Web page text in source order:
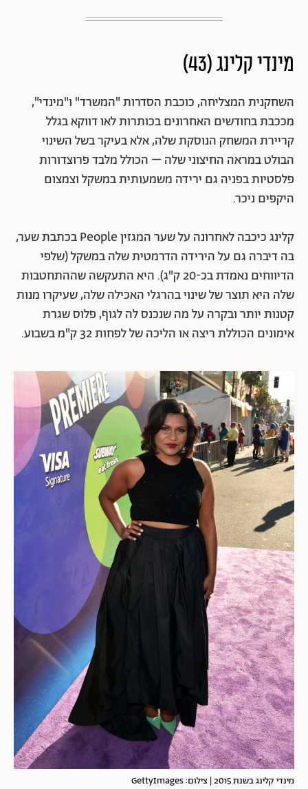
מינדי קלינג(43)
השחקנית המצליחה, כוכבת הסדרות "המשרד" ו"מינדי",
מככבת בחודשים האחרונים בכותרות לאו דווקא בגלל
קריירת המשחק הנוסקת שלה, אלא בעיקר בשל השינוי
הבולט במראה החיצוני שלה – הכולל מלבד פרוצדורות
פלסטיות בפניה גם ירידה משמעותית במשקל וצמצום
היקפים ניכר.
קלינג כיכבה לאחרונה על שער המגזין People בכתבת שער,
בה דיברה גם על הירידה הדרמטית שלה במשקל (שלפי
הדיווחים נאמדת בכ-20 ק"ג). היא התעקשה שההתחטבות
שלה היא תוצר של שינוי בהרגלי האכילה שלה, שעיקרו מנות
קטנות יותר ובקרה על מה שנכנס לה לגוף, פלוס שגרת
אימונים הכוללת ריצה או הליכה של לפחות 32 ק"מ בשבוע.
מינדי קלינג בשנת 2015 | צילום: GettyImages